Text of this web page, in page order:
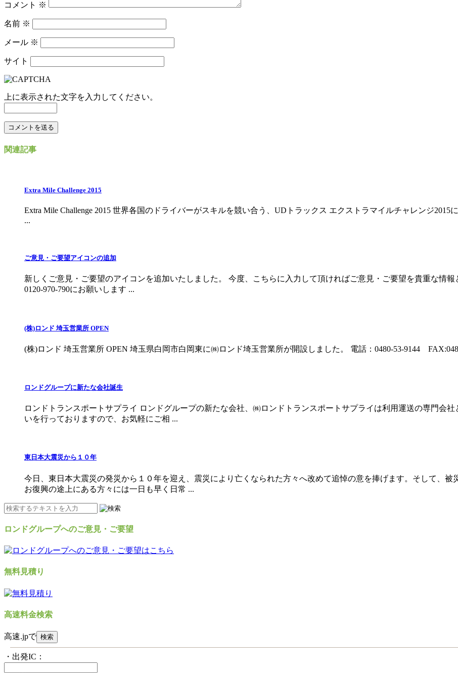
コメント ※
名前 ※
メール ※
サイト
上に表示された文字を入力してください。
関連記事
Extra Mile Challenge 2015
Extra Mile Challenge 2015 世界各国のドライバーがスキルを競い合う、UDトラックス エクストラマイルチャレンジ
...
ご意見・ご要望アイコンの追加
新しくご意見・ご要望のアイコンを追加いたしました。 今度、こちらに入力して頂ければご意見・ご要望を貴重な情
0120-970-790にお願いします ...
(株)ロンド 埼玉営業所 OPEN
(株)ロンド 埼玉営業所 OPEN 埼玉県白岡市白岡東に㈱ロンド埼玉営業所が開設しました。 電話：0480-53-9144
ロンドグループに新たな会社誕生
ロンドトランスポートサプライ ロンドグループの新たな会社、㈱ロンドトランスポートサプライは利用運送の専門会
いを行っておりますので、お気軽にご相 ...
東日本大震災から１０年
今日、東日本大震災の発災から１０年を迎え、震災により亡くなられた方々へ改めて追悼の意を捧げます。そして、
お復興の途上にある方々には一日も早く日常 ...
ロンドグループへのご意見・ご要望
無料見積り
高速料金検索
高速.jpで
・出発IC：